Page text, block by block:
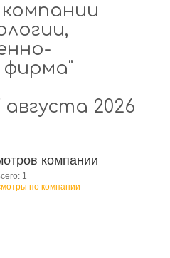
фирма"
августа 2026
компании
1
по компании